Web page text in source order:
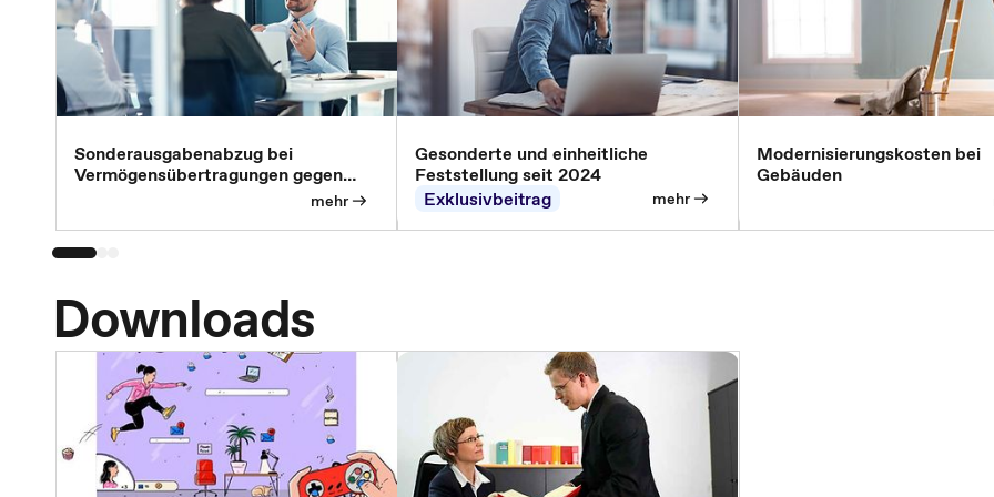
Sonderausgabenabzug bei
Vermögensübertragungen gegen
mehr
Gesonderte und einheitliche
Feststellung seit 2024
Exklusivbeitrag
mehr
Modernisierungskosten bei
Gebäuden
Downloads